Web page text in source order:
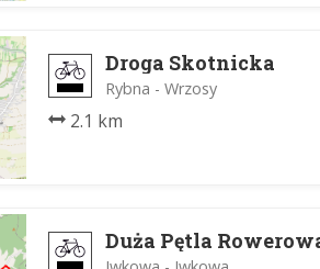
Droga Skotnicka
Rybna - Wrzosy
2.1 km
Duża Pętla